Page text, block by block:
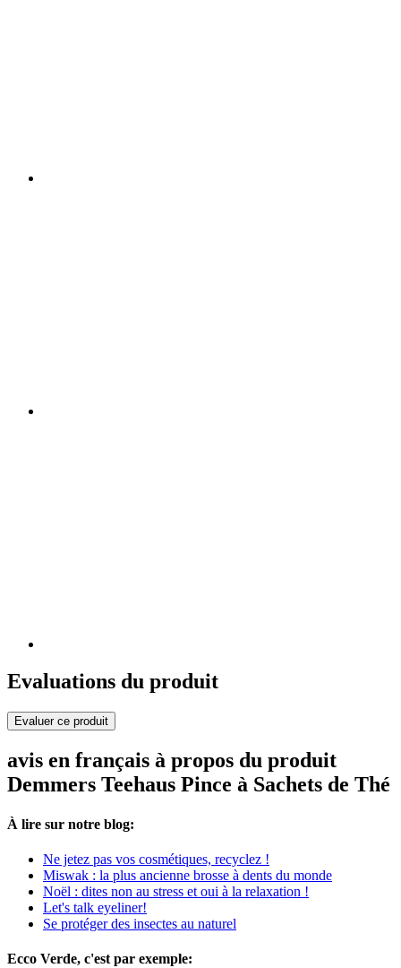
Evaluations du produit
Evaluer ce produit
avis en français à propos du produit
Demmers Teehaus Pince à Sachets de Thé
À lire sur notre blog:
Ne jetez pas vos cosmétiques, recyclez !
Miswak : la plus ancienne brosse à dents du monde
Noël : dites non au stress et oui à la relaxation !
Let's talk eyeliner!
Se protéger des insectes au naturel
Ecco Verde, c'est par exemple: